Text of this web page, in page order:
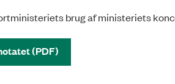
brug af ministeriets
(PDF)